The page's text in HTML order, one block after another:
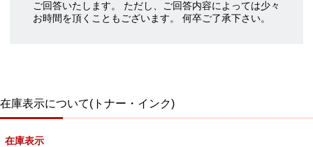
ご回答いたします。 ただし、ご回答内容によっては少々
お時間を頂くこともございます。 何卒ご了承下さい。
在庫表示について(トナー・インク)
在庫表示